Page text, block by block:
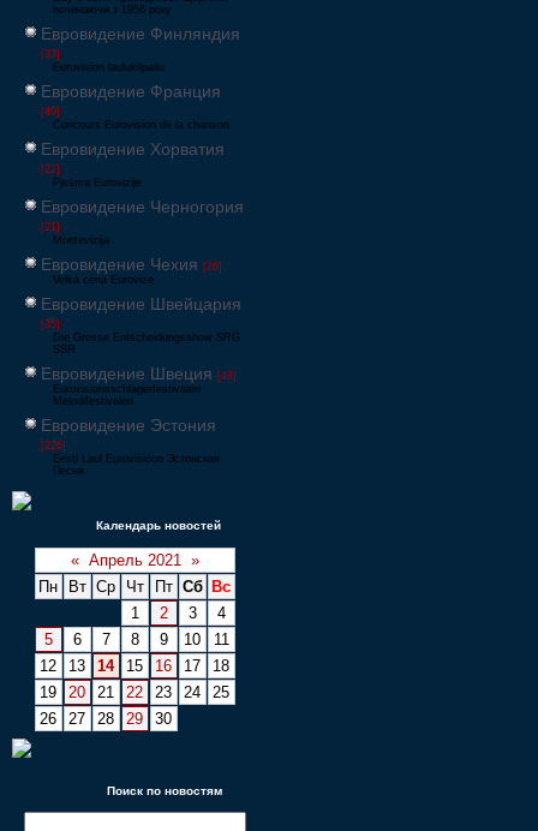
починаючи з 1956 року
Евровидение Финляндия
[33]
Eurovision laulukilpailu
Евровидение Франция
[49]
Concours Eurovision de la chanson
Евровидение Хорватия
[22]
Pjesma Eurovizije
Евровидение Черногория
[21]
Montevizija
Евровидение Чехия [26]
Velká cena Eurovize
Евровидение Швейцария
[35]
Die Grosse Entscheidungsshow SRG
SSR
Евровидение Швеция [48]
Eurovisionsschlagerfestivalen
Melodifestivalen
Евровидение Эстония
[226]
Eesti Laul Eurovisioon Эстонская
Песня
Календарь новостей
« Апрель 2021 »
Пн
Вт Ср Чт Пт Сб
Вс
1
2 3
4
5
6 7 8 9 10
11
12
13 14 15 16 17
18
19
20 21 22 23 24
25
26
27 28 29 30
Поиск по новостям